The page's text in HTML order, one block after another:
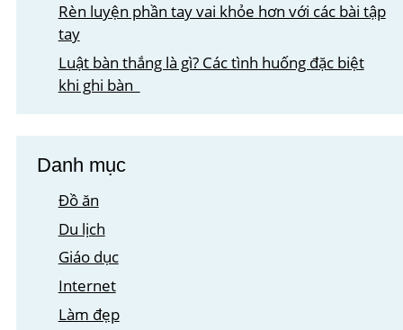
Rèn luyện phần tay vai khỏe hơn với các bài tập
tay
Luật bàn thắng là gì? Các tình huống đặc biệt
khi ghi bàn
Danh mục
Đồ ăn
Du lịch
Giáo dục
Internet
Làm đẹp